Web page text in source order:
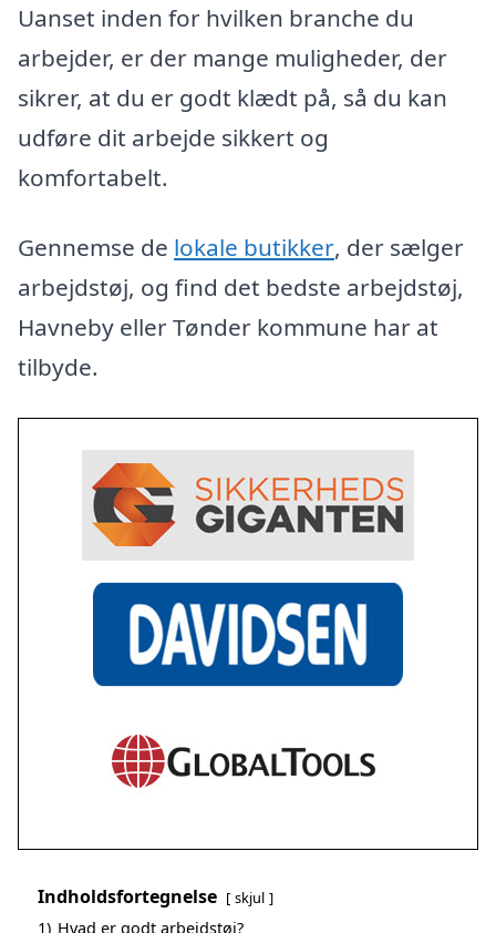
Uanset inden for hvilken branche du
arbejder, er der mange muligheder, der
sikrer, at du er godt klædt på, så du kan
udføre dit arbejde sikkert og
komfortabelt.
Gennemse de lokale butikker, der sælger
arbejdstøj, og find det bedste arbejdstøj,
Havneby eller Tønder kommune har at
tilbyde.
Indholdsfortegnelse skjul
1) Hvad er godt arbejdstøj?